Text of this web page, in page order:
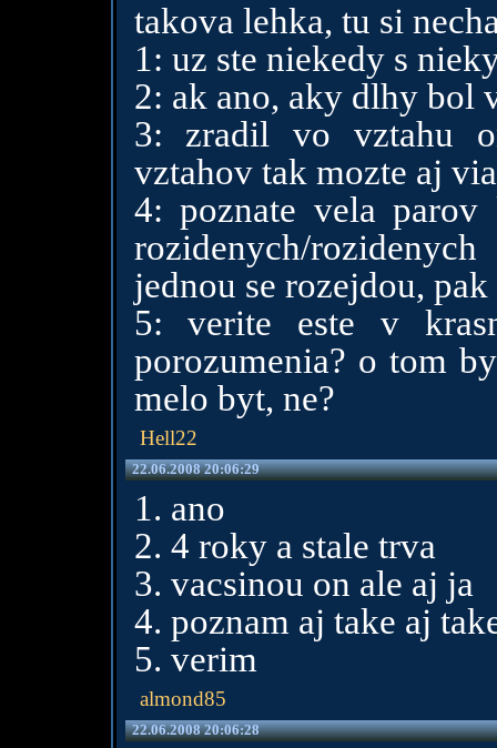
takova lehka, tu si
1: uz ste niekedy s
2: ak ano, aky dlhy bol
3: zradil vo vztahu
vztahov tak mozte aj
4: poznate vela
rozidenych/
jednou se rozejdou,
5: verite este v
porozumenia? o tom
melo byt, ne?
Hell22
22.06.2008 20:06:29
1. ano
2. 4 roky a stale trva
3. vacsinou on ale aj ja
4. poznam aj take aj
5. verim
almond85
22.06.2008 20:06:28